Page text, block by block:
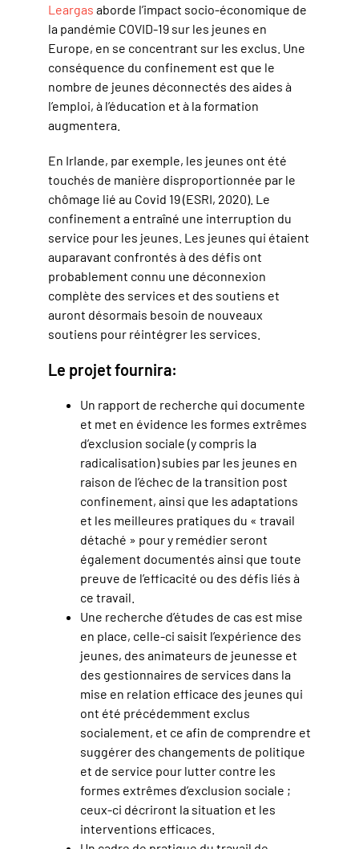
Leargas aborde l’impact socio-économique de
la pandémie COVID-19 sur les jeunes en
Europe, en se concentrant sur les exclus. Une
conséquence du confinement est que le
nombre de jeunes déconnectés des aides à
l’emploi, à l’éducation et à la formation
augmentera.
En Irlande, par exemple, les jeunes ont été
touchés de manière disproportionnée par le
chômage lié au Covid 19 (ESRI, 2020). Le
confinement a entraîné une interruption du
service pour les jeunes. Les jeunes qui étaient
auparavant confrontés à des défis ont
probablement connu une déconnexion
complète des services et des soutiens et
auront désormais besoin de nouveaux
soutiens pour réintégrer les services.
Le projet fournira:
Un rapport de recherche qui documente
et met en évidence les formes extrêmes
d’exclusion sociale (y compris la
radicalisation) subies par les jeunes en
raison de l’échec de la transition post
confinement, ainsi que les adaptations
et les meilleures pratiques du « travail
détaché » pour y remédier seront
également documentés ainsi que toute
preuve de l’efficacité ou des défis liés à
ce travail.
Une recherche d’études de cas est mise
en place, celle-ci saisit l’expérience des
jeunes, des animateurs de jeunesse et
des gestionnaires de services dans la
mise en relation efficace des jeunes qui
ont été précédemment exclus
socialement, et ce afin de comprendre et
suggérer des changements de politique
et de service pour lutter contre les
formes extrêmes d’exclusion sociale ;
ceux-ci décriront la situation et les
interventions efficaces.